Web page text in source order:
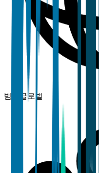
범위 글로벌